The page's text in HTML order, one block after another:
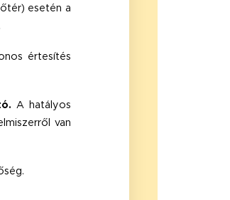
esetén a
értesítés
A hatályos
van